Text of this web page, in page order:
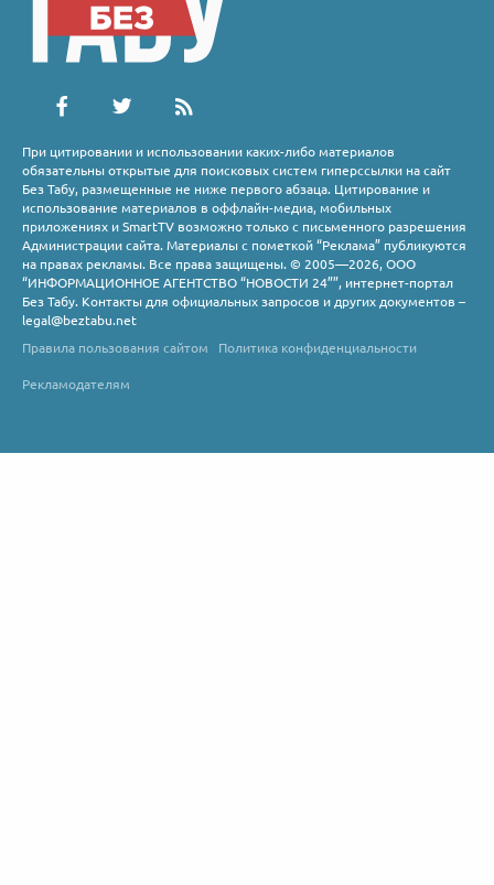
При цитировании и использовании каких-либо материалов
обязательны открытые для поисковых систем гиперссылки на сайт
Без Табу, размещенные не ниже первого абзаца. Цитирование и
использование материалов в оффлайн-медиа, мобильных
приложениях и SmartTV возможно только с письменного разрешения
Администрации сайта. Материалы с пометкой “Реклама” публикуются
на правах рекламы. Все права защищены. © 2005—2026, ООО
“ИНФОРМАЦИОННОЕ АГЕНТСТВО “НОВОСТИ 24””, интернет-портал
Без Табу. Контакты для официальных запросов и других документов –
legal@beztabu.net
Правила пользования сайтом
Политика конфиденциальности
Рекламодателям